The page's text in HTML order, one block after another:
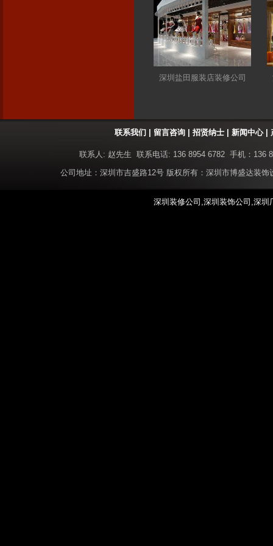
深圳盐田服装店装修公司
联系我们 留言咨询 招贤纳士 新闻中心|
联系人: 赵先生 联系电话: 136 8954 6782 手机：136
公司地址：深圳市吉盛路12号 版权所有：深圳市博盛达装
深圳装修公司,深圳装饰公司,深